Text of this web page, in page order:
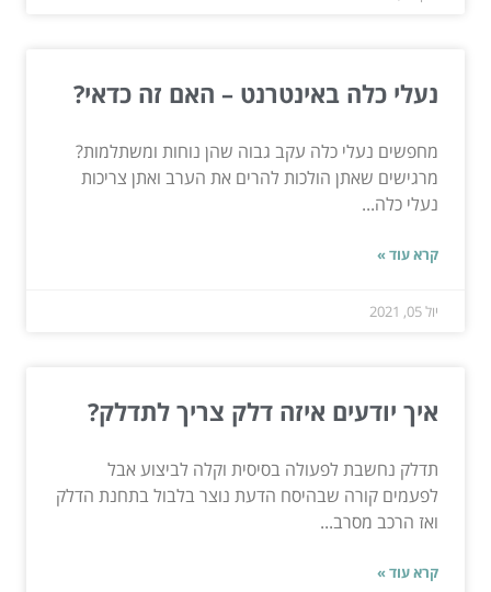
נעלי כלה באינטרנט – האם זה כדאי?
מחפשים נעלי כלה עקב גבוה שהן נוחות ומשתלמות?
מרגישים שאתן הולכות להרים את הערב ואתן צריכות
נעלי כלה...
קרא עוד »
יול 05, 2021
איך יודעים איזה דלק צריך לתדלק?
תדלק נחשבת לפעולה בסיסית וקלה לביצוע אבל
לפעמים קורה שבהיסח הדעת נוצר בלבול בתחנת הדלק
ואז הרכב מסרב...
קרא עוד »